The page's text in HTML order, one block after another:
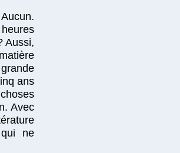
Aussi,
ans
Avec
ne